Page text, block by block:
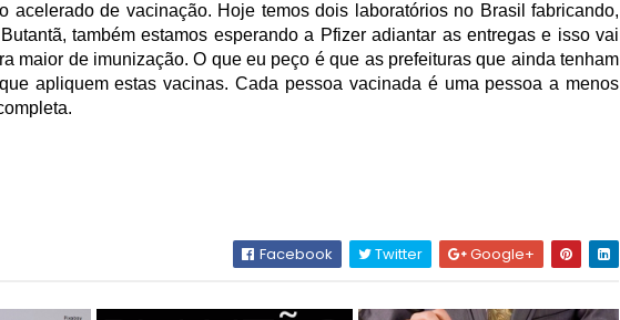
acelerado de vacinação. Hoje temos dois laboratórios no Brasil fabricando,
também estamos esperando a Pfizer adiantar as entregas e isso vai
maior de imunização. O que eu peço é que as prefeituras que ainda tenham
apliquem estas vacinas. Cada pessoa vacinada é uma pessoa a menos
Facebook Twitter Google+